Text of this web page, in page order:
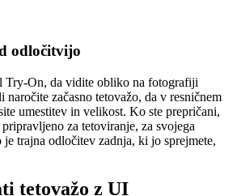
odločitvijo
Try-On, da vidite obliko na fotografiji
naročite začasno tetovažo, da v resničnem
umestitev in velikost. Ko ste prepričani,
za tetoviranje, za svojega
trajna odločitev zadnja, ki jo sprejmete,
tetovažo z UI